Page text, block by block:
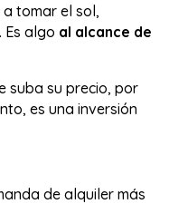
tomar el sol,
algo al alcance de
suba su precio, por
es una inversión
de alquiler más